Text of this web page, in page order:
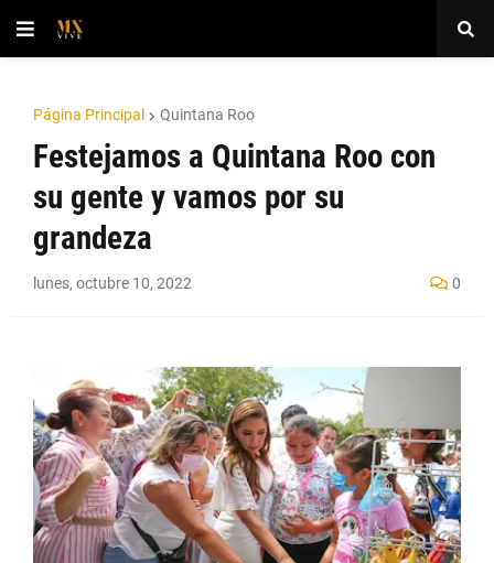
Página Principal Quintana Roo
Festejamos a Quintana Roo con
su gente y vamos por su
grandeza
lunes, octubre 10, 2022 0